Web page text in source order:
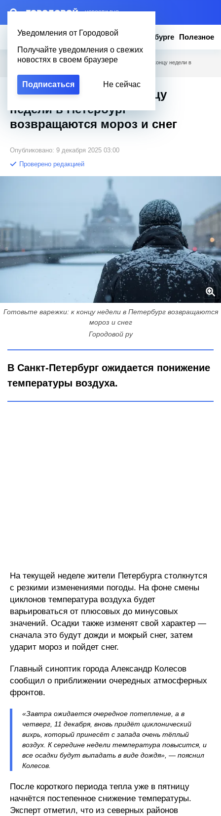
– НОВОСТИ ДНЯ
Уведомления от Городовой
Получайте уведомления о свежих
новостях в своем браузере
Подписаться Не сейчас
Новости Эксклюзив Вопросы о Петербурге Полезное
Городовой Новости Петербурга / Готовьте варежки: к концу недели в
Готовьте варежки: к концу
недели в Петербург
возвращаются мороз и снег
Опубликовано: 9 декабря 2025 03:00
Проверено редакцией
Готовьте варежки: к концу недели в Петербург возвращаются
мороз и снег
Городовой ру
В Санкт-Петербург ожидается понижение
температуры воздуха.
На текущей неделе жители Петербурга столкнутся
с резкими изменениями погоды. На фоне смены
циклонов температура воздуха будет
варьироваться от плюсовых до минусовых
значений. Осадки также изменят свой характер —
сначала это будут дожди и мокрый снег, затем
ударит мороз и пойдет снег.
Главный синоптик города Александр Колесов
сообщил о приближении очередных атмосферных
фронтов.
«Завтра ожидается очередное потепление, а в
четверг, 11 декабря, вновь придёт циклонический
вихрь, который принесёт с запада очень тёплый
воздух. К середине недели температура повысится, и
все осадки будут выпадать в виде дождя», — пояснил
Колесов.
После короткого периода тепла уже в пятницу
начнётся постепенное снижение температуры.
Эксперт отметил, что из северных районов